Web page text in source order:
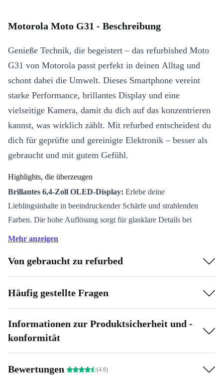
Motorola Moto G31 - Beschreibung
Genieße Technik, die begeistert – das refurbished Moto
G31 von Motorola passt perfekt in deinen Alltag und
schont dabei die Umwelt. Dieses Smartphone vereint
starke Performance, brillantes Display und eine
vielseitige Kamera, damit du dich auf das konzentrieren
kannst, was wirklich zählt. Mit refurbed entscheidest du
dich für geprüfte und gereinigte Elektronik – besser als
gebraucht und mit gutem Gefühl.
Highlights, die überzeugen
Brillantes 6,4-Zoll OLED-Display: Erlebe deine
Lieblingsinhalte in beeindruckender Schärfe und strahlenden
Farben. Die hohe Auflösung sorgt für glasklare Details bei
Videos, Spielen oder Fotos.
locker den ganzen Tag durch – egal, ob du telefonierst, surfst oder
Musik hörst.
Vielseitige Triple-Kamera:
Halte deine Erlebnisse fest. Die 50
Mehr anzeigen
Von gebraucht zu refurbed
Häufig gestellte Fragen
Informationen zur Produktsicherheit und -
konformität
Bewertungen (4.6)